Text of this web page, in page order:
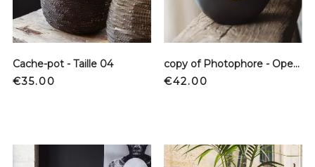
Cache-pot - Taille 04
Price
€35.00
copy of Photophore - Open Egg S
Price
€42.00